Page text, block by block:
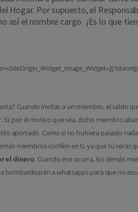
Hogar. Por supuesto, el
así el nombre cargo. ¡Es lo que
Cuando invitas a un miembro, el saldo
. Si, por el motivo que sea, dicho miembro
aportado. Como si no hubiera pasado
miembros confíen en ti, ya que tú serás
el dinero. Cuando eso ocurra, los demás
bombardearán a whatsapps para que no